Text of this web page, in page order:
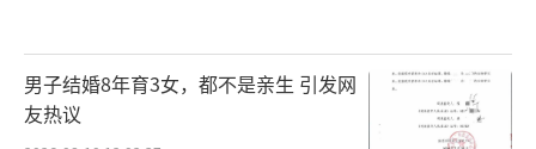
男子结婚8年育3女，都不是亲生 引发网
友热议